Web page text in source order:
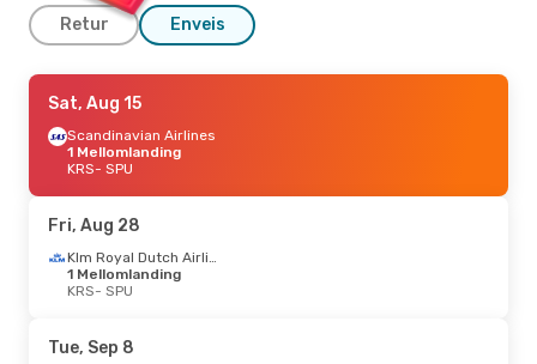
Retur Enveis
Sun, Aug 16
Klm Royal Dutch Airlines
1 Mellomlanding
KRS- SPU
1 Mellomlanding
SPU- KRS
Mon, Oct 5- Fri, Oct 9
KRS- SPU
Sat, Aug 15
Scandinavian Airlines
1 Mellomlanding
KRS- SPU
Fri, Aug 28
Klm Royal Dutch Airlines
1 Mellomlanding
KRS- SPU
Tue, Sep 8